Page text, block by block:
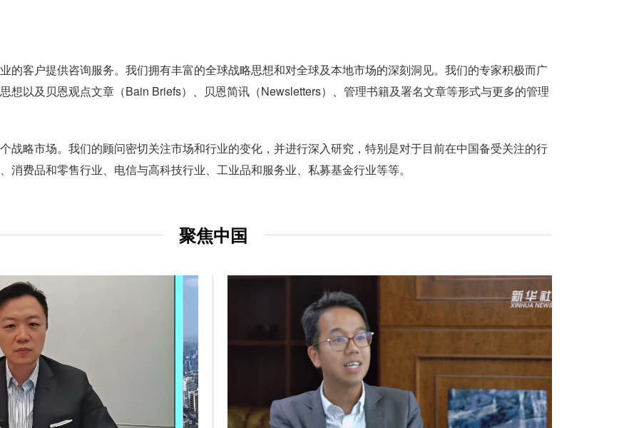
的客户提供咨询服务。我们拥有丰富的全球战略思想和对全球及本地市场的深刻洞见。我们的专家积极而广
想以及贝恩观点文章（Bain Briefs）、贝恩简讯（Newsletters）、管理书籍及署名文章等形式与更多的管理
战略市场。我们的顾问密切关注市场和行业的变化，并进行深入研究，特别是对于目前在中国备受关注的行
消费品和零售行业、电信与高科技行业、工业品和服务业、私募基金行业等等。
聚焦中国